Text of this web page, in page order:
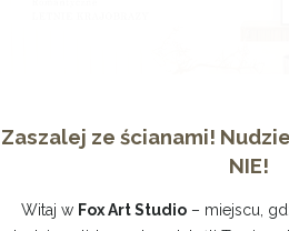
Zaszalej ze ścianami!
NIE!
Witaj w Fox Art Studio– miejscu,